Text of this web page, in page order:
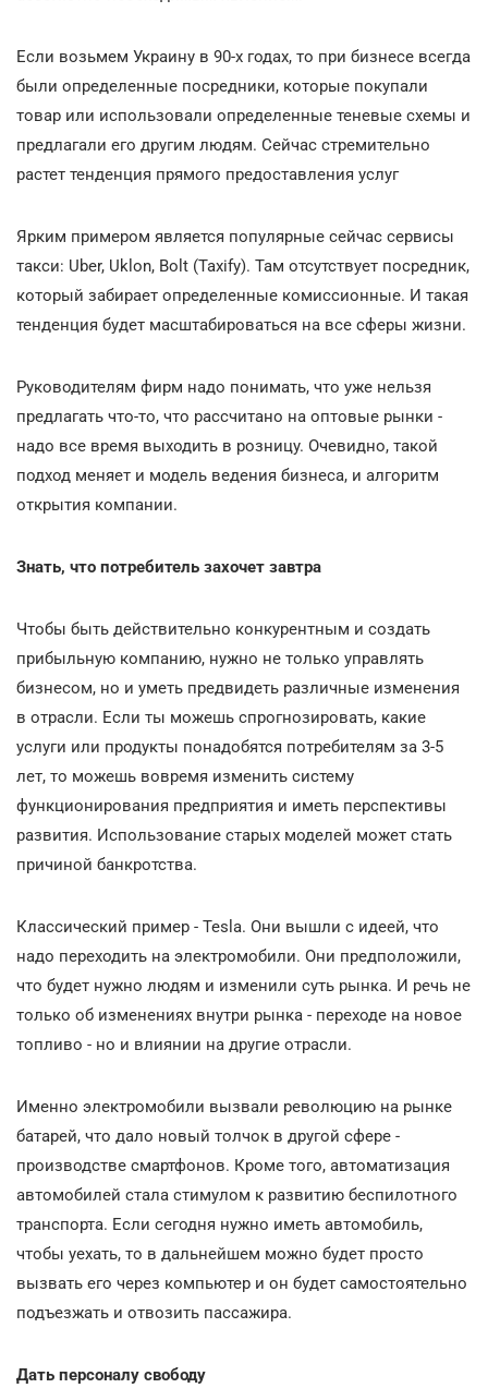
Если возьмем Украину в 90-х годах, то при бизнесе всегда
были определенные посредники, которые покупали
товар или использовали определенные теневые схемы и
предлагали его другим людям. Сейчас стремительно
растет тенденция прямого предоставления услуг
Ярким примером является популярные сейчас сервисы
такси: Uber, Uklon, Bolt (Taxify). Там отсутствует посредник,
который забирает определенные комиссионные. И такая
тенденция будет масштабироваться на все сферы жизни.
Руководителям фирм надо понимать, что уже нельзя
предлагать что-то, что рассчитано на оптовые рынки -
надо все время выходить в розницу. Очевидно, такой
подход меняет и модель ведения бизнеса, и алгоритм
открытия компании.
Знать, что потребитель захочет завтра
Чтобы быть действительно конкурентным и создать
прибыльную компанию, нужно не только управлять
бизнесом, но и уметь предвидеть различные изменения
в отрасли. Если ты можешь спрогнозировать, какие
услуги или продукты понадобятся потребителям за 3-5
лет, то можешь вовремя изменить систему
функционирования предприятия и иметь перспективы
развития. Использование старых моделей может стать
причиной банкротства.
Классический пример - Tesla. Они вышли с идеей, что
надо переходить на электромобили. Они предположили,
что будет нужно людям и изменили суть рынка. И речь не
только об изменениях внутри рынка - переходе на новое
топливо - но и влиянии на другие отрасли.
Именно электромобили вызвали революцию на рынке
батарей, что дало новый толчок в другой сфере -
производстве смартфонов. Кроме того, автоматизация
автомобилей стала стимулом к развитию беспилотного
транспорта. Если сегодня нужно иметь автомобиль,
чтобы уехать, то в дальнейшем можно будет просто
вызвать его через компьютер и он будет самостоятельно
подъезжать и отвозить пассажира.
Дать персоналу свободу